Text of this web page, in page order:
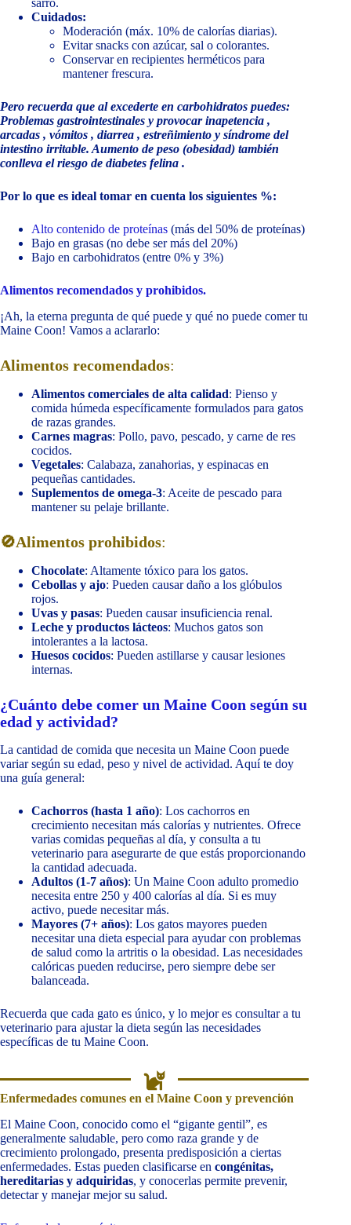
sarro.
Cuidados:
Moderación (máx. 10% de calorías diarias).
Evitar snacks con azúcar, sal o colorantes.
Conservar en recipientes herméticos para
mantener frescura.
Pero recuerda que al excederte en carbohidratos puedes:
Problemas gastrointestinales y provocar inapetencia ,
arcadas , vómitos , diarrea , estreñimiento y síndrome del
intestino irritable. Aumento de peso (obesidad) también
conlleva el riesgo de diabetes felina .
Por lo que es ideal tomar en cuenta los siguientes %:
Alto contenido de proteínas (más del 50% de proteínas)
Bajo en grasas (no debe ser más del 20%)
Bajo en carbohidratos (entre 0% y 3%)
Alimentos recomendados y prohibidos.
¡Ah, la eterna pregunta de qué puede y qué no puede comer tu
Maine Coon! Vamos a aclararlo:
Alimentos recomendados:
Alimentos comerciales de alta calidad: Pienso y
comida húmeda específicamente formulados para gatos
de razas grandes.
Carnes magras: Pollo, pavo, pescado, y carne de res
cocidos.
Vegetales: Calabaza, zanahorias, y espinacas en
pequeñas cantidades.
Suplementos de omega-3: Aceite de pescado para
mantener su pelaje brillante.
🚫Alimentos prohibidos:
Chocolate: Altamente tóxico para los gatos.
Cebollas y ajo: Pueden causar daño a los glóbulos
rojos.
Uvas y pasas: Pueden causar insuficiencia renal.
Leche y productos lácteos: Muchos gatos son
intolerantes a la lactosa.
Huesos cocidos: Pueden astillarse y causar lesiones
internas.
¿Cuánto debe comer un Maine Coon según su
edad y actividad?
La cantidad de comida que necesita un Maine Coon puede
variar según su edad, peso y nivel de actividad. Aquí te doy
una guía general:
Cachorros (hasta 1 año): Los cachorros en
crecimiento necesitan más calorías y nutrientes. Ofrece
varias comidas pequeñas al día, y consulta a tu
veterinario para asegurarte de que estás proporcionando
la cantidad adecuada.
Adultos (1-7 años): Un Maine Coon adulto promedio
necesita entre 250 y 400 calorías al día. Si es muy
activo, puede necesitar más.
Mayores (7+ años): Los gatos mayores pueden
necesitar una dieta especial para ayudar con problemas
de salud como la artritis o la obesidad. Las necesidades
calóricas pueden reducirse, pero siempre debe ser
balanceada.
Recuerda que cada gato es único, y lo mejor es consultar a tu
veterinario para ajustar la dieta según las necesidades
específicas de tu Maine Coon.
Enfermedades comunes en el Maine Coon y prevención
El Maine Coon, conocido como el “gigante gentil”, es
generalmente saludable, pero como raza grande y de
crecimiento prolongado, presenta predisposición a ciertas
enfermedades. Estas pueden clasificarse en congénitas,
hereditarias y adquiridas, y conocerlas permite prevenir,
detectar y manejar mejor su salud.